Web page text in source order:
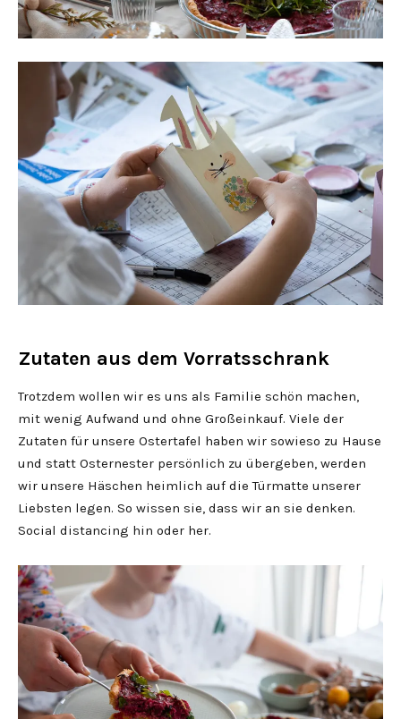
Zutaten aus dem Vorratsschrank
Trotzdem wollen wir es uns als Familie schön machen,
mit wenig Aufwand und ohne Großeinkauf. Viele der
Zutaten für unsere Ostertafel haben wir sowieso zu Hause
und statt Osternester persönlich zu übergeben, werden
wir unsere Häschen heimlich auf die Türmatte unserer
Liebsten legen. So wissen sie, dass wir an sie denken.
Social distancing hin oder her.